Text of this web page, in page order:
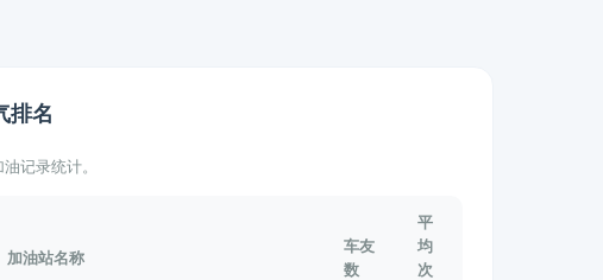
排名
记录统计。
加油站名称
车友
数
平
均
次